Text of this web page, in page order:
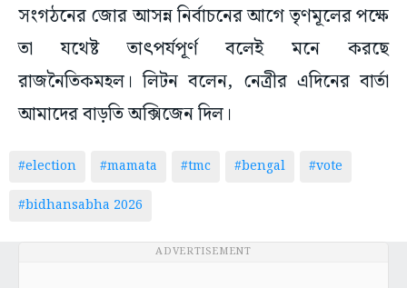
সংগঠনের জোর আসন্ন নির্বাচনের আগে তৃণমূলের পক্ষে
তা যথেষ্ট তাৎপর্যপূর্ণ বলেই মনে করছে
রাজনৈতিকমহল। লিটন বলেন, নেত্রীর এদিনের বার্তা
আমাদের বাড়তি অক্সিজেন দিল।
#election #mamata #tmc #bengal
#vote
#bidhansabha 2026
ADVERTISEMENT